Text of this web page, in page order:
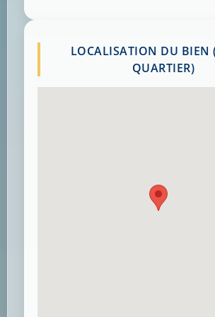
LOCALISATION DU BIEN
QUARTIER)